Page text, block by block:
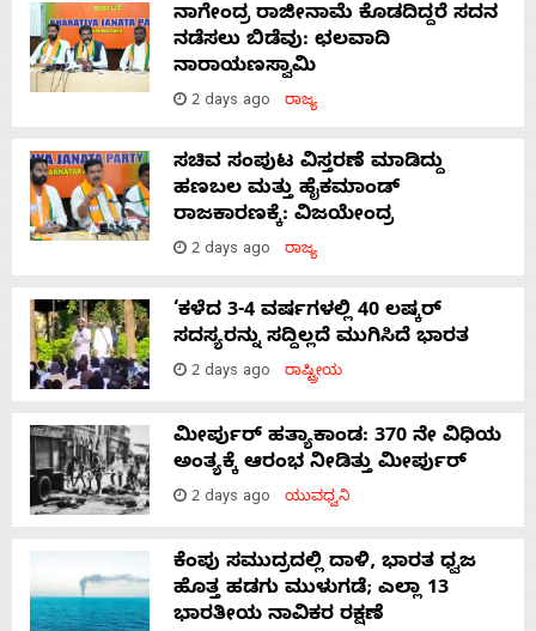
ನಾಗೇಂದ್ರ ರಾಜೀನಾಮೆ ಕೊಡದಿದ್ದರೆ ಸದನ
ನಡೆಸಲು ಬಿಡೆವು: ಛಲವಾದಿ
ನಾರಾಯಣಸ್ವಾಮಿ
2 days ago ರಾಜ್ಯ
ಸಚಿವ ಸಂಪುಟ ವಿಸ್ತರಣೆ ಮಾಡಿದ್ದು
ಹಣಬಲ ಮತ್ತು ಹೈಕಮಾಂಡ್
ರಾಜಕಾರಣಕ್ಕೆ: ವಿಜಯೇಂದ್ರ
2 days ago ರಾಜ್ಯ
‘ಕಳೆದ 3-4 ವರ್ಷಗಳಲ್ಲಿ 40 ಲಷ್ಕರ್
ಸದಸ್ಯರನ್ನು ಸದ್ದಿಲ್ಲದೆ ಮುಗಿಸಿದೆ ಭಾರತ
2 days ago ರಾಷ್ಟ್ರೀಯ
ಮೀರ್ಪುರ್ ಹತ್ಯಾಕಾಂಡ: 370 ನೇ ವಿಧಿಯ
ಅಂತ್ಯಕ್ಕೆ ಆರಂಭ ನೀಡಿತ್ತು ಮೀರ್ಪುರ್
2 days ago ಯುವಧ್ವನಿ
ಕೆಂಪು ಸಮುದ್ರದಲ್ಲಿ ದಾಳಿ, ಭಾರತ ಧ್ವಜ
ಹೊತ್ತ ಹಡಗು ಮುಳುಗಡೆ; ಎಲ್ಲಾ 13
ಭಾರತೀಯ ನಾವಿಕರ ರಕ್ಷಣೆ